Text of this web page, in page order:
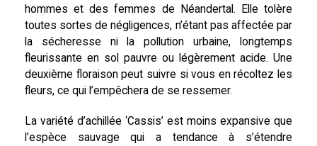
hommes et des femmes de Néandertal. Elle tolère
toutes sortes de négligences, n’étant pas affectée par
la sécheresse ni la pollution urbaine, longtemps
fleurissante en sol pauvre ou légèrement acide. Une
deuxième floraison peut suivre si vous en récoltez les
fleurs, ce qui l’empêchera de se ressemer.
La variété d’achillée ‘Cassis’ est moins expansive que
l’espèce sauvage qui a tendance à s’étendre